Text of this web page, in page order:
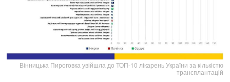
Вінницька Пироговка увійшла до ТОП-10 лікарень України за кількістю
трансплантацій